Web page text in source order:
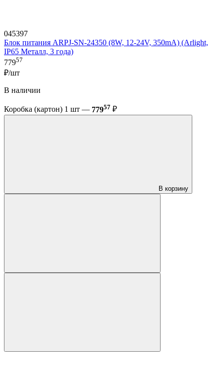
045397
Блок питания ARPJ-SN-24350 (8W, 12-24V, 350mA) (Arlight,
IP65 Металл, 3 года)
77957
₽/шт
В наличии
Коробка (картон) 1 шт — 77957 ₽
В корзину